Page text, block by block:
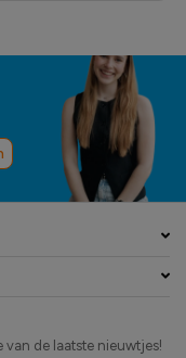
van de laatste nieuwtjes!